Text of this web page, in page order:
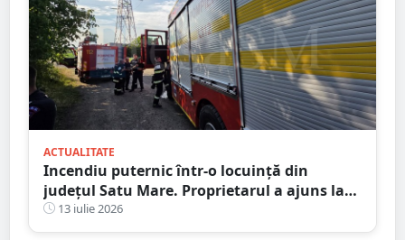
ACTUALITATE
Incendiu puternic într-o locuință din
județul Satu Mare. Proprietarul a ajuns la
spital după ce a inhalat fum
13 iulie 2026